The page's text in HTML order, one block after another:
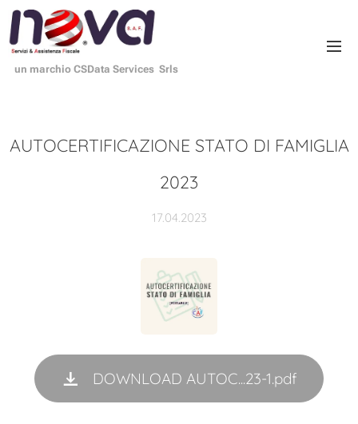
un marchio CSData Services Srls
AUTOCERTIFICAZIONE STATO DI FAMIGLIA
2023
17.04.2023
DOWNLOAD AUTOC...23-1.pdf